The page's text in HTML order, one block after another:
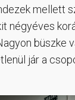
mellett
négyéves
büszke
jár a